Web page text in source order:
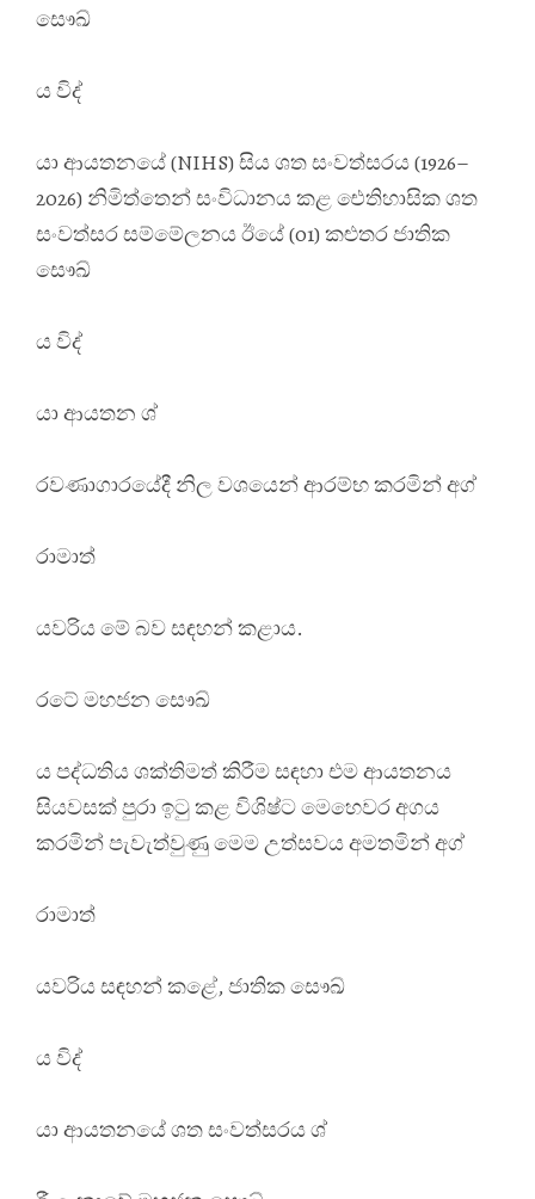
සෞඛ්
ය විද්
යා ආයතනයේ (NIHS) සිය ශත සංවත්සරය (1926–
2026) නිමිත්තෙන් සංවිධානය කළ ඓතිහාසික ශත
සංවත්සර සම්මේලනය ඊයේ (01) කළුතර ජාතික
සෞඛ්
ය විද්
යා ආයතන ශ්
රවණාගාරයේදී නිල වශයෙන් ආරම්භ කරමින් අග්
රාමාත්
යවරිය මේ බව සඳහන් ක⁣ළාය.
රටේ මහජන සෞඛ්
ය පද්ධතිය ශක්තිමත් කිරීම සඳහා එම ආයතනය
සියවසක් පුරා ඉටු කළ විශිෂ්ට මෙහෙවර අගය
කරමින් පැවැත්වුණු මෙම උත්සවය අමතමින් අග්
රාමාත්
යවරිය සඳහන් කළේ, ජාතික සෞඛ්
ය විද්
යා ආයතනයේ ශත සංවත්සරය ශ්